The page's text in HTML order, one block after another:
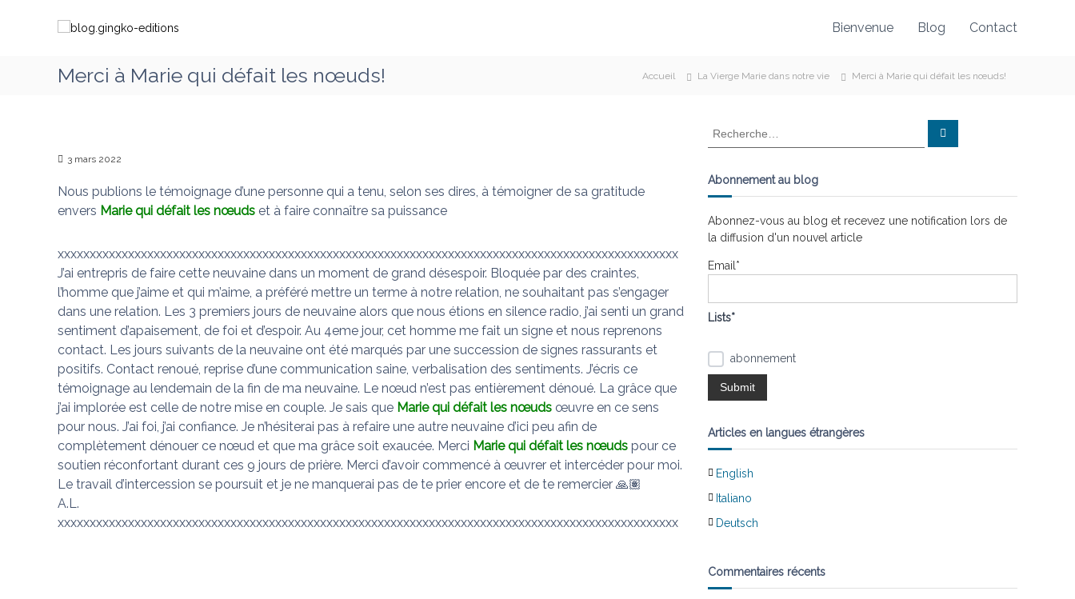
g
.
k
o
d
i
t
i
o
n
s
m
a
v
M
a
r
i
e
q
u
i
d
é
f
a
i
l
Bienvenue Blog Contact
Merci à Marie qui défait les nœuds! Accueil La Vierge Marie dans notre vie Merci à Marie qui défait les nœuds!
3 mars 2022
Nous publions le témoignage d’une personne qui a tenu, selon ses dires, à témoigner de sa gratitude
envers Marie qui défait les nœuds et à faire connaître sa puissance
xxxxxxxxxxxxxxxxxxxxxxxxxxxxxxxxxxxxxxxxxxxxxxxxxxxxxxxxxxxxxxxxxxxxxxxxxxxxxxxxxxxxxxxxxxxxxxxxx
J’ai entrepris de faire cette neuvaine dans un moment de grand désespoir. Bloquée par des craintes,
l’homme que j’aime et qui m’aime, a préféré mettre un terme à notre relation, ne souhaitant pas s’engager
dans une relation. Les 3 premiers jours de neuvaine alors que nous étions en silence radio, j’ai senti un grand
sentiment d’apaisement, de foi et d’espoir. Au 4eme jour, cet homme me fait un signe et nous reprenons
contact. Les jours suivants de la neuvaine ont été marqués par une succession de signes rassurants et
positifs. Contact renoué, reprise d’une communication saine, verbalisation des sentiments. J’écris ce
témoignage au lendemain de la fin de ma neuvaine. Le nœud n’est pas entièrement dénoué. La grâce que
j’ai implorée est celle de notre mise en couple. Je sais que Marie qui défait les nœuds œuvre en ce sens
pour nous. J’ai foi, j’ai confiance. Je n’hésiterai pas à refaire une autre neuvaine d’ici peu afin de
complètement dénouer ce nœud et que ma grâce soit exaucée. Merci Marie qui défait les nœuds pour ce
soutien réconfortant durant ces 9 jours de prière. Merci d’avoir commencé à œuvrer et intercéder pour moi.
Le travail d’intercession se poursuit et je ne manquerai pas de te prier encore et de te remercier 🙏🏽
A.L.
xxxxxxxxxxxxxxxxxxxxxxxxxxxxxxxxxxxxxxxxxxxxxxxxxxxxxxxxxxxxxxxxxxxxxxxxxxxxxxxxxxxxxxxxxxxxxxxxx
h
e
c
h
e
r
R
c
r
Abonnement au blog
Abonnez-vous au blog et recevez une notification lors de
la diffusion d'un nouvel article
Email*
Lists*
abonnement
Articles en langues étrangères
English
Italiano
Deutsch
Commentaires récents